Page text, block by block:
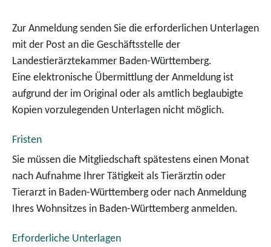
Zur Anmeldung senden Sie die erforderlichen Unterlagen
mit der Post an die Geschäftsstelle der
Landestierärztekammer Baden-Württemberg.
Eine elektronische Übermittlung der Anmeldung ist
aufgrund der im Original oder als amtlich beglaubigte
Kopien vorzulegenden Unterlagen nicht möglich.
Fristen
Sie müssen die Mitgliedschaft spätestens einen Monat
nach Aufnahme Ihrer Tätigkeit als Tierärztin oder
Tierarzt in Baden-Württemberg oder nach Anmeldung
Ihres Wohnsitzes in Baden-Württemberg anmelden.
Erforderliche Unterlagen